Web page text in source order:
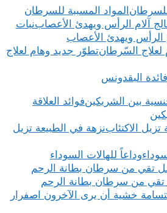
المواد المسببة للسرطان
نبات
الرأس ويهدئ الأعصاب
تطوّر جديد وهام لعلاج
فائدة البقدونس
فوائد العلاقة
نزهة في الطبيعة تزيل
وداعاً للهالات السوداء
تقي من سرطان بطانة الرحم